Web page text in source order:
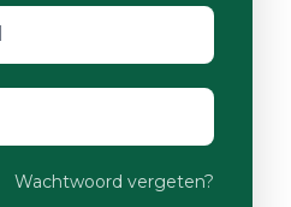
Wachtwoord vergeten?